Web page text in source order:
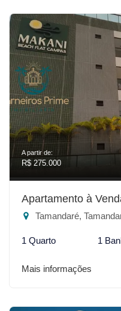
A partir de:
R$ 275.000
Apartamento à
Tamandaré,
1 Quarto 1
Mais informações